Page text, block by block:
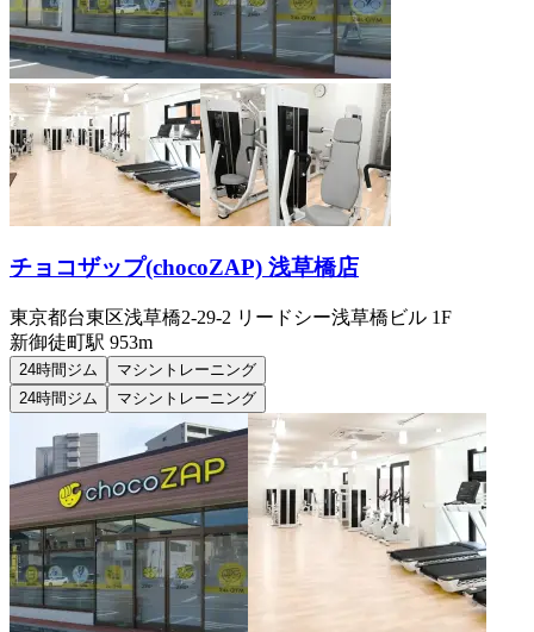
チョコザップ(chocoZAP) 浅草橋店
東京都台東区浅草橋2-29-2 リードシー浅草橋ビル 1F
新御徒町駅 953m
24時間ジム
マシントレーニング
24時間ジム
マシントレーニング